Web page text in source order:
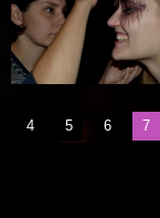
4 5 6 7